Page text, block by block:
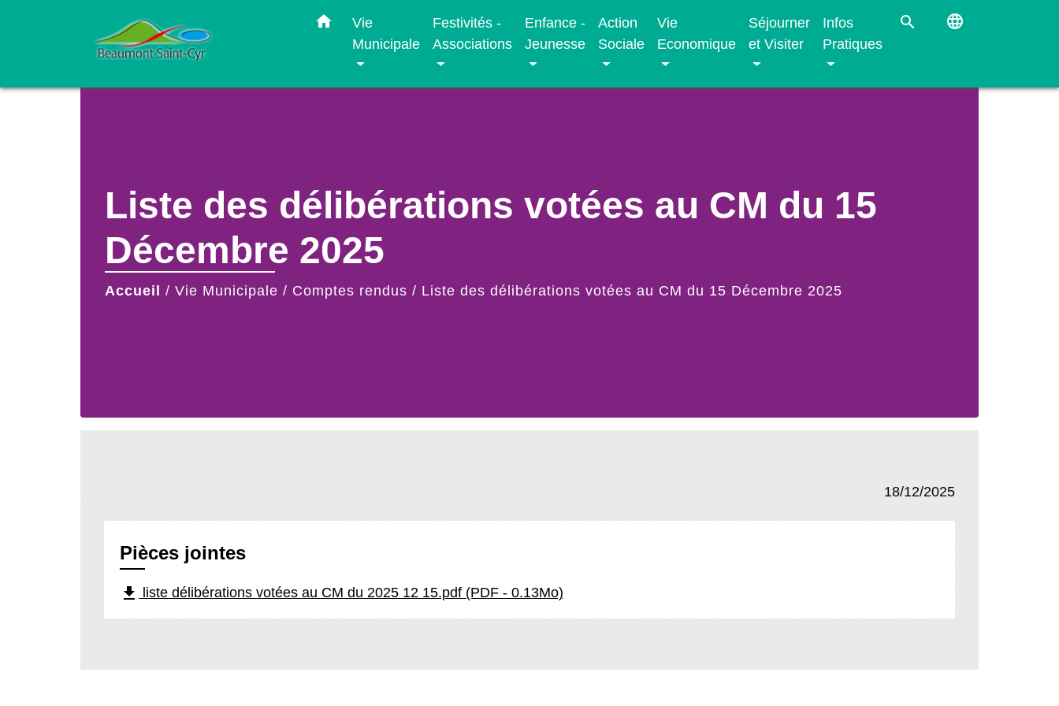
home
Vie
Municipale
Festivités -
Associations
Enfance -
Jeunesse
Action
Sociale
Vie
Economique
Séjourner
et Visiter
Infos
Pratiques
search language
Liste des délibérations votées au CM du 15
Décembre 2025
Accueil / Vie Municipale / Comptes rendus / Liste des délibérations votées au CM du 15 Décembre 2025
18/12/2025
Pièces jointes
file_download liste délibérations votées au CM du 2025 12 15.pdf (PDF - 0.13Mo)